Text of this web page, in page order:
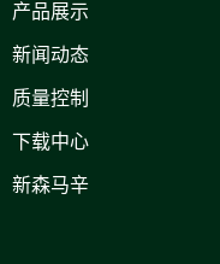
产品展示
新闻动态
质量控制
下载中心
新森马辛